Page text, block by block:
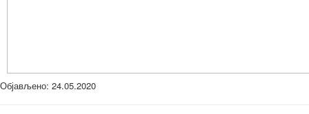
Објављено: 24.05.2020